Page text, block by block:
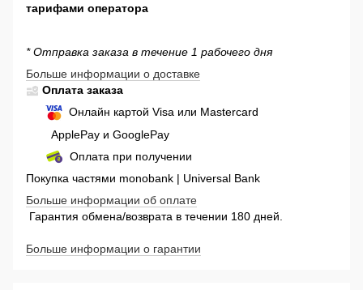
тарифами оператора
* Отправка заказа в течение 1 рабочего дня
Больше информации о доставке
Оплата заказа
Онлайн картой Visa или Mastercard
ApplePay и GooglePay
Оплата при получении
Покупка частями monobank | Universal Bank
Больше информации об оплате
Гарантия обмена/возврата в течении 180 дней.
Больше информации о гарантии